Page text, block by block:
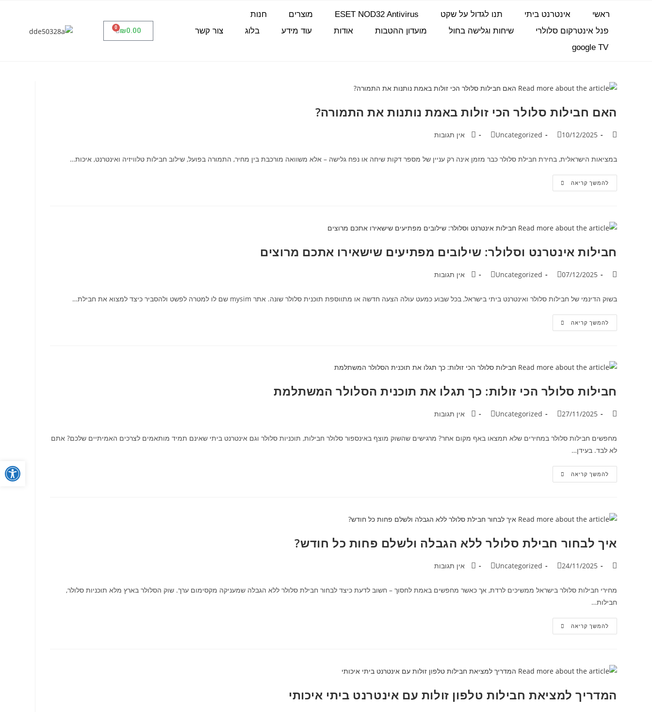
ראשי אינטרנט ביתי תנו לגדול על שקט ESET NOD32 Antivirus מוצרים
חנות
פנל אינטרקום סלולרי
שיחות וגלישה בחול מועדון ההטבות אודות עוד מידע בלוג
צור קשר
google TV
₪0.00
0
האם חבילות סלולר הכי זולות באמת נותנות את התמורה?
10/12/2025
Uncategorized אין תגובות
במציאות הישראלית, בחירת חבילת סלולר כבר מזמן אינה רק עניין של מספר דקות שיחה או נפח גלישה – אלא משוואה מורכבת בין מחיר, התמורה בפועל, שילוב חבילות טלוויזיה ואינטרנט, איכות…
להמשך קריאה
חבילות אינטרנט וסלולר: שילובים מפתיעים שישאירו אתכם מרוצים
07/12/2025
Uncategorized אין תגובות
בשוק הדינמי של חבילות סלולר ואינטרנט ביתי בישראל, בכל שבוע כמעט עולה הצעה חדשה או מתווספת תוכנית סלולר שונה. אתר mysim שם לו למטרה לפשט ולהסביר כיצד למצוא את חבילת…
להמשך קריאה
חבילות סלולר הכי זולות: כך תגלו את תוכנית הסלולר המשתלמת
27/11/2025
Uncategorized אין תגובות
מחפשים חבילות סלולר במחירים שלא תמצאו באף מקום אחר? מרגישים שהשוק מוצף באינספור סלולר חבילות, תוכניות סלולר וגם אינטרנט ביתי שאינם תמיד מותאמים לצרכים האמיתיים שלכם? אתם
לא לבד. בעידן…
להמשך קריאה
איך לבחור חבילת סלולר ללא הגבלה ולשלם פחות כל חודש?
24/11/2025
Uncategorized אין תגובות
מחירי חבילות סלולר בישראל ממשיכים לרדת, אך כאשר מחפשים באמת לחסוך – חשוב לדעת כיצד לבחור חבילת סלולר ללא הגבלה שמעניקה מקסימום ערך. שוק הסלולר בארץ מלא תוכניות סלולר,
חבילות…
להמשך קריאה
המדריך למציאת חבילות טלפון זולות עם אינטרנט ביתי איכותי